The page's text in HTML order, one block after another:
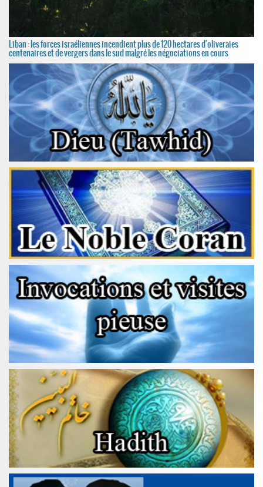
Liban : les forces israéliennes incendient plus de 120 hectares d'oliveraies
centenaires et de vergers dans le sud malgré les négociations en cours